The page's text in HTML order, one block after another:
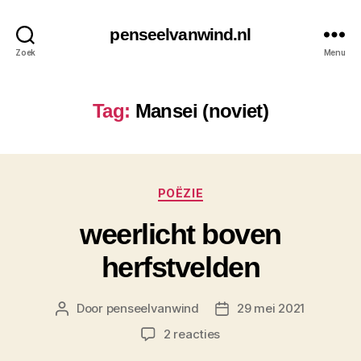
Zoek
penseelvanwind.nl
Menu
Tag: Mansei (noviet)
Categorieën
POËZIE
weerlicht boven
herfstvelden
Berichtauteur
Door penseelvanwind Berichtdatum
29 mei 2021
2 reactiesop